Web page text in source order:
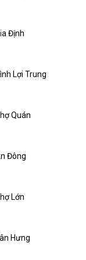
Định
Lợi Trung
Quán
Đông
Lớn
Hưng